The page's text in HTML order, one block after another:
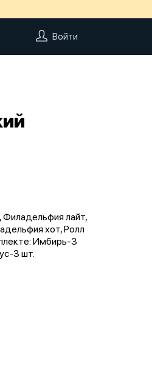
Войти
лайт,
хот, Ролл
Имбирь-3
3 шт.